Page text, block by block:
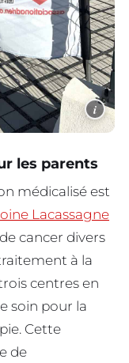
i
les parents
médicalisé est
Lacassagne
cancer divers
à la
centres en
soin pour la
Cette
de